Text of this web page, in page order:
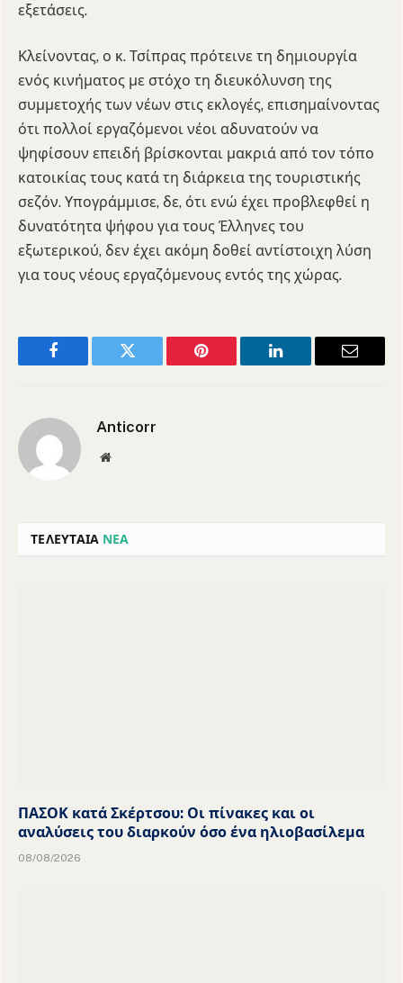
εξετάσεις.
Κλείνοντας, ο κ. Τσίπρας πρότεινε τη δημιουργία
ενός κινήματος με στόχο τη διευκόλυνση της
συμμετοχής των νέων στις εκλογές, επισημαίνοντας
ότι πολλοί εργαζόμενοι νέοι αδυνατούν να
ψηφίσουν επειδή βρίσκονται μακριά από τον τόπο
κατοικίας τους κατά τη διάρκεια της τουριστικής
σεζόν. Υπογράμμισε, δε, ότι ενώ έχει προβλεφθεί η
δυνατότητα ψήφου για τους Έλληνες του
εξωτερικού, δεν έχει ακόμη δοθεί αντίστοιχη λύση
για τους νέους εργαζόμενους εντός της χώρας.
Facebook Twitter Pinterest LinkedIn Email
Anticorr
Website
ΤΕΛΕΥΤΑΙΑ ΝΕΑ
ΠΑΣΟΚ κατά Σκέρτσου: Οι πίνακες και οι
αναλύσεις του διαρκούν όσο ένα ηλιοβασίλεμα
08/08/2026